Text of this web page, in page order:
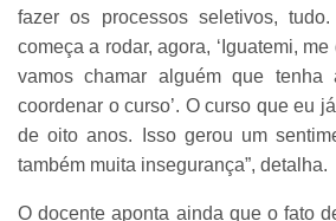
fazer os processos seletivos,
começa a rodar, agora, ‘Iguatemi,
vamos chamar alguém que tenha
coordenar o curso’. O curso que eu
de oito anos. Isso gerou um
também muita insegurança”, detalha.
O docente aponta ainda que o fato